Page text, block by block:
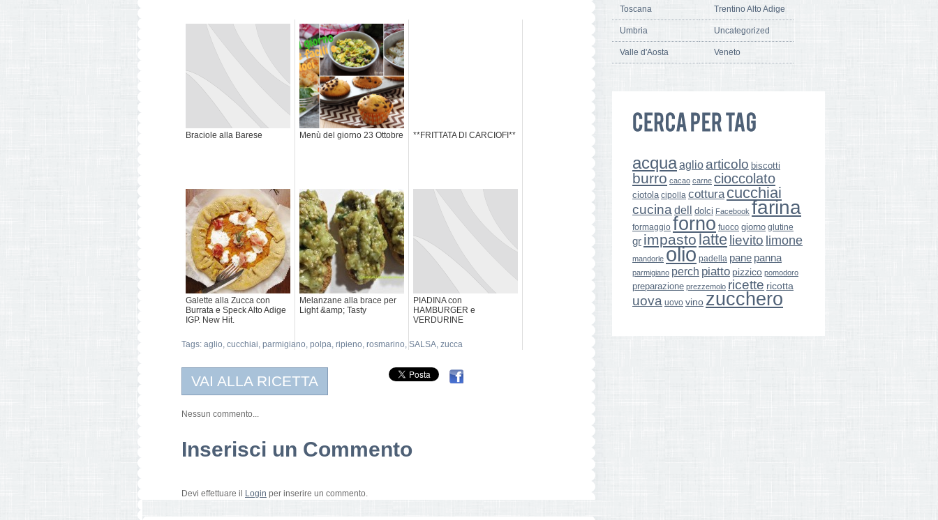
Braciole alla Barese Menù del giorno 23 Ottobre **FRITTATA DI CARCIOFI**
Galette alla Zucca con
Burrata e Speck Alto Adige
IGP. New Hit.
Melanzane alla brace per
Light &amp; Tasty
PIADINA con
HAMBURGER e
VERDURINE
Tags: aglio, cucchiai, parmigiano, polpa, ripieno, rosmarino, SALSA, zucca
VAI ALLA RICETTA
Nessun commento...
Inserisci un Commento
Devi effettuare il Login per inserire un commento.
Toscana Trentino Alto Adige
Umbria Uncategorized
Valle d'Aosta Veneto
acquaaglio articolo biscotti
burro cacao carne cioccolato
ciotola cipolla cottura cucchiai
cucina dell dolci Facebook farina
formaggio forno fuoco giorno glutine
gr impasto latte lievito limone
mandorle olio padella pane panna
parmigiano perch piatto pizzico pomodoro
preparazione prezzemolo ricette ricotta
uova uovo vino zucchero